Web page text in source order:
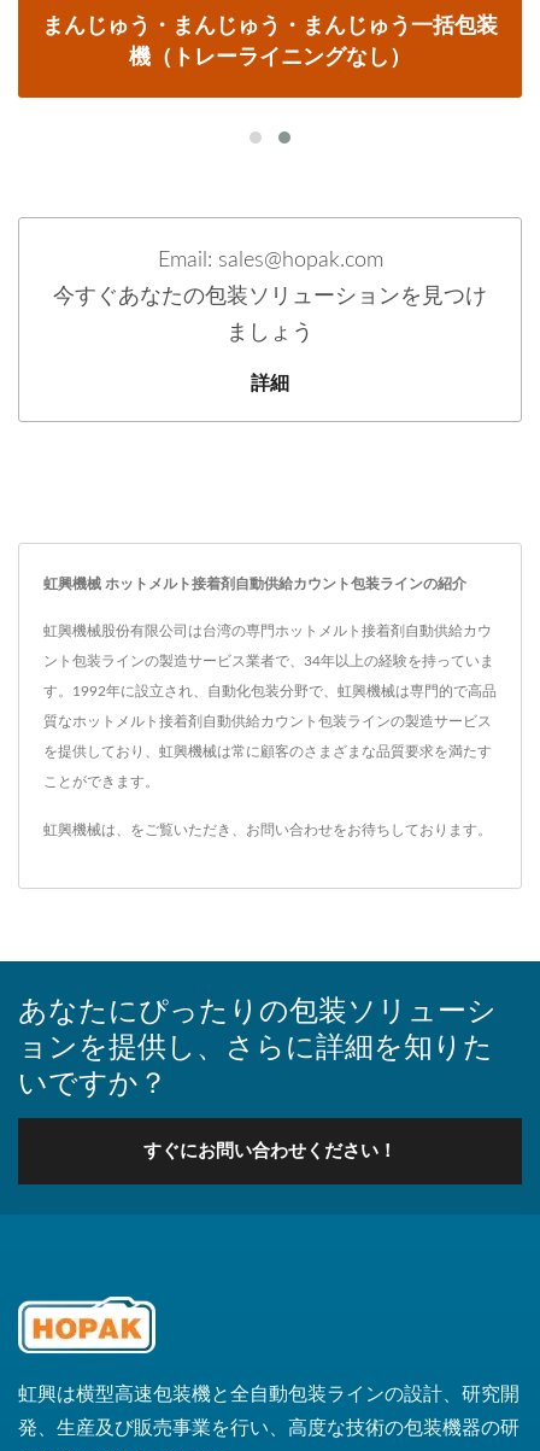
まんじゅう・まんじゅう・まんじゅう一括包装
機（トレーライニングなし）
Email: sales@hopak.com
今すぐあなたの包装ソリューションを見つけ
ましょう
詳細
虹興機械 ホットメルト接着剤自動供給カウント包装ラインの紹介
虹興機械股份有限公司は台湾の専門ホットメルト接着剤自動供給カウ
ント包装ラインの製造サービス業者で、34年以上の経験を持っていま
す。1992年に設立され、自動化包装分野で、虹興機械は専門的で高品
質なホットメルト接着剤自動供給カウント包装ラインの製造サービス
を提供しており、虹興機械は常に顧客のさまざまな品質要求を満たす
ことができます。
虹興機械は、をご覧いただき、 お問い合わせをお待ちしております。
あなたにぴったりの包装ソリューシ
ョンを提供し、さらに詳細を知りた
いですか？
すぐにお問い合わせください！
虹興は横型高速包装機と全自動包装ラインの設計、研究開
発、生産及び販売事業を行い、高度な技術の包装機器の研